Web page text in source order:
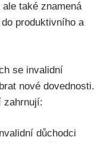
také znamená
produktivního a
se invalidní
nové dovednosti.
zahrnují:
důchodci